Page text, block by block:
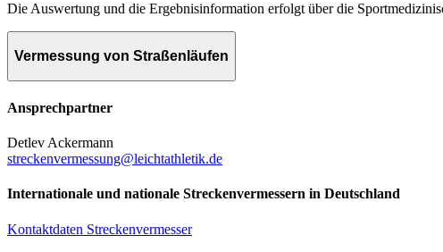
Die Auswertung und die Ergebnisinformation erfolgt über die
Vermessung von Straßenläufen
Ansprechpartner
Detlev Ackermann
streckenvermessung@leichtathletik.de
Internationale und nationale Streckenvermessern in Deutschland
Kontaktdaten Streckenvermesser